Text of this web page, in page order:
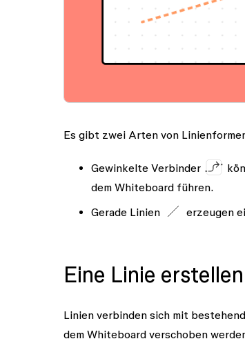
Es gibt zwei Arten von
Gewinkelte Verbinder
dem Whiteboard führen.
Gerade Linien erzeugen
Eine Linie erstellen
Linien verbinden sich mit
dem Whiteboard verschoben